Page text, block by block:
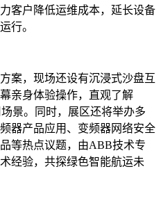
客户降低运维成本，延长设备
行。
案，现场还设有沉浸式沙盘互
亲身体验操作，直观了解
景。同时，展区还将举办多
器产品应用、变频器网络安全
等热点议题，由ABB技术专
经验，共探绿色智能航运未